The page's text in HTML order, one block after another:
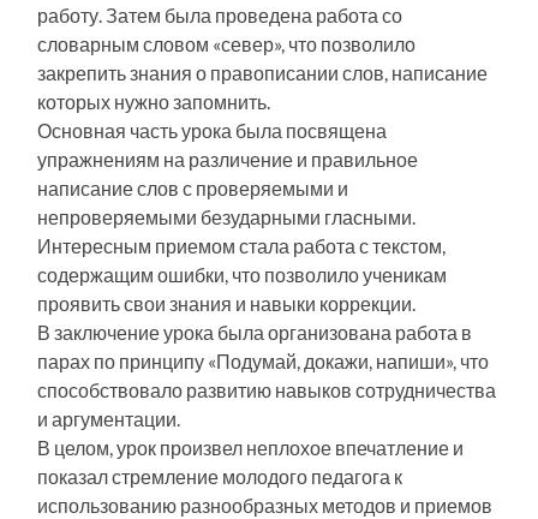
работу. Затем была проведена работа со
словарным словом «север», что позволило
закрепить знания о правописании слов, написание
которых нужно запомнить.
Основная часть урока была посвящена
упражнениям на различение и правильное
написание слов с проверяемыми и
непроверяемыми безударными гласными.
Интересным приемом стала работа с текстом,
содержащим ошибки, что позволило ученикам
проявить свои знания и навыки коррекции.
В заключение урока была организована работа в
парах по принципу «Подумай, докажи, напиши», что
способствовало развитию навыков сотрудничества
и аргументации.
В целом, урок произвел неплохое впечатление и
показал стремление молодого педагога к
использованию разнообразных методов и приемов